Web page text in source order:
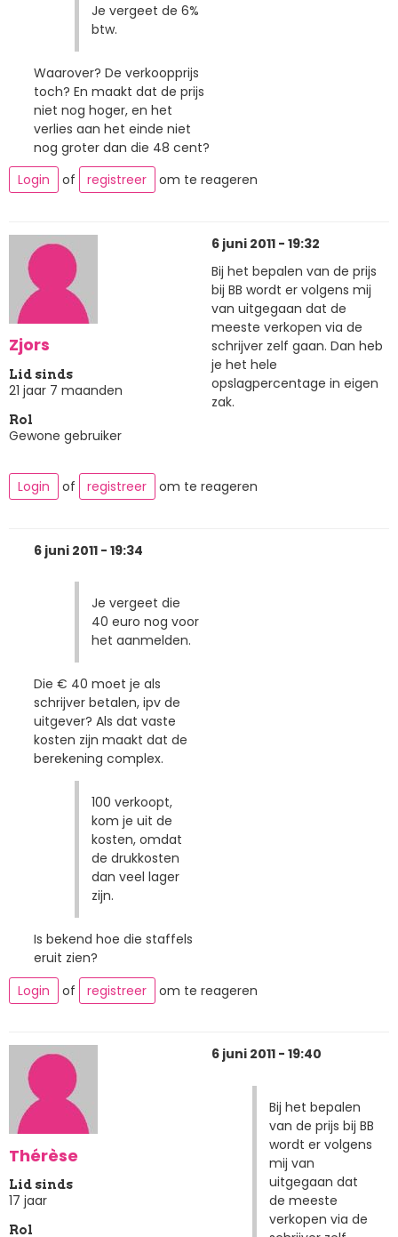
Je vergeet de 6%
btw.
Waarover? De verkoopprijs
toch? En maakt dat de prijs
niet nog hoger, en het
verlies aan het einde niet
nog groter dan die 48 cent?
Login
of registreer om te reageren
Zjors
Lid sinds
21 jaar 7 maanden
Rol
Gewone gebruiker
6 juni 2011 - 19:32
Bij het bepalen van de prijs
bij BB wordt er volgens mij
van uitgegaan dat de
meeste verkopen via de
schrijver zelf gaan. Dan heb
je het hele
opslagpercentage in eigen
zak.
Login of registreer om te reageren
6 juni 2011 - 19:34
Je vergeet die
40 euro nog voor
het aanmelden.
Die € 40 moet je als
schrijver betalen, ipv de
uitgever? Als dat vaste
kosten zijn maakt dat de
berekening complex.
100 verkoopt,
kom je uit de
kosten, omdat
de drukkosten
dan veel lager
zijn.
Is bekend hoe die staffels
eruit zien?
Login
of registreer om te reageren
Thérèse
Lid sinds
17 jaar
Rol
6 juni 2011 - 19:40
Bij het bepalen
van de prijs bij BB
wordt er volgens
mij van
uitgegaan dat
de meeste
verkopen via de